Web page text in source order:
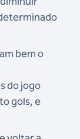
bem o
do jogo
gols, e